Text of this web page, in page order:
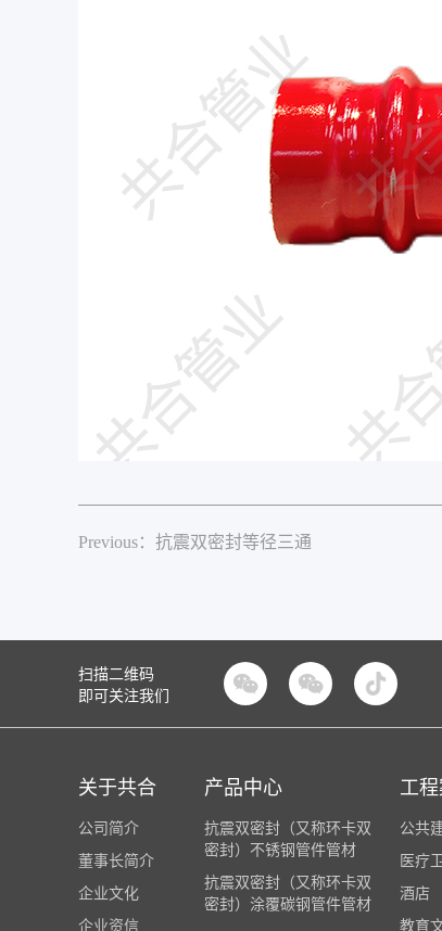
Previous：抗震双密封等径三通
扫描二维码
即可关注我们
 
关于共合
公司简介
董事长简介
企业文化
企业资信
产品中心
抗震双密封（又称环卡双
密封）不锈钢管件管材
抗震双密封（又称环卡双
密封）涂覆碳钢管件管材
工程
公共
医疗
酒店
教育